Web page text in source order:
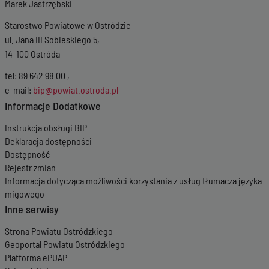
Wersja z dnia06-07-2020 09:47:38
Wersja z dnia08-01-2020 13:18:55
Wersja z dnia25-11-2019 13:48:51
Marek Jastrzębski
Starostwo Powiatowe w Ostródzie
ul. Jana III Sobieskiego 5,
14-100 Ostróda
tel: 89 642 98 00 ,
e-mail: bip@powiat.ostroda.pl
Informacje Dodatkowe
Instrukcja obsługi BIP
Deklaracja dostępności
Dostępność
Rejestr zmian
Informacja dotycząca możliwości korzystania z usług tłumacza języka
migowego
Inne serwisy
Strona Powiatu Ostródzkiego
Geoportal Powiatu Ostródzkiego
Platforma ePUAP